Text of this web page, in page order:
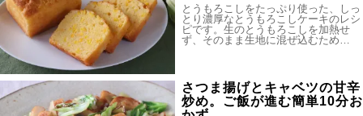
とうもろこしをたっぷり使った、しっ
とり濃厚なとうもろこしケーキのレシ
ピです。生のとうもろこしを加熱せ
ず、そのまま生地に混ぜ込むため…
さつま揚げとキャベツの甘辛
炒め。ご飯が進む簡単10分お